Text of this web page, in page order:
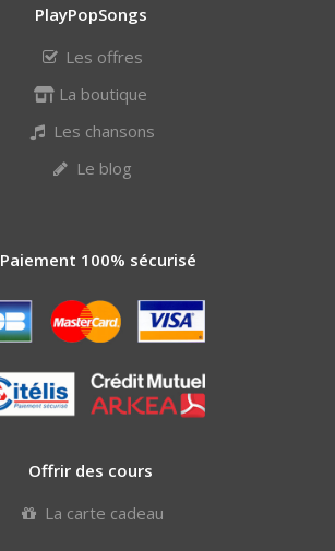
PlayPopSongs
Les offres
La boutique
Les chansons
Le blog
Paiement 100% sécurisé
Offrir des cours
La carte cadeau